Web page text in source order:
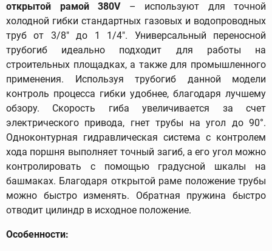
открытой рамой 380V– используют для точной
холодной гибки стандартных газовых и водопроводных
труб от 3/8" до 1 1/4". Универсальный переносной
трубогиб идеально подходит для работы на
строительных площадках, а также для промышленного
применения. Используя трубогиб данной модели
контроль процесса гибки удобнее, благодаря лучшему
обзору. Скорость гиба увеличивается за счет
электрического привода, гнет трубы на угол до 90°.
Одноконтурная гидравлическая система с контролем
хода поршня выполняет точный загиб, а его угол можно
контролировать с помощью градусной шкалы на
башмаках. Благодаря открытой раме положение трубы
можно быстро изменять. Обратная пружина быстро
отводит цилиндр в исходное положение.
Особенности: